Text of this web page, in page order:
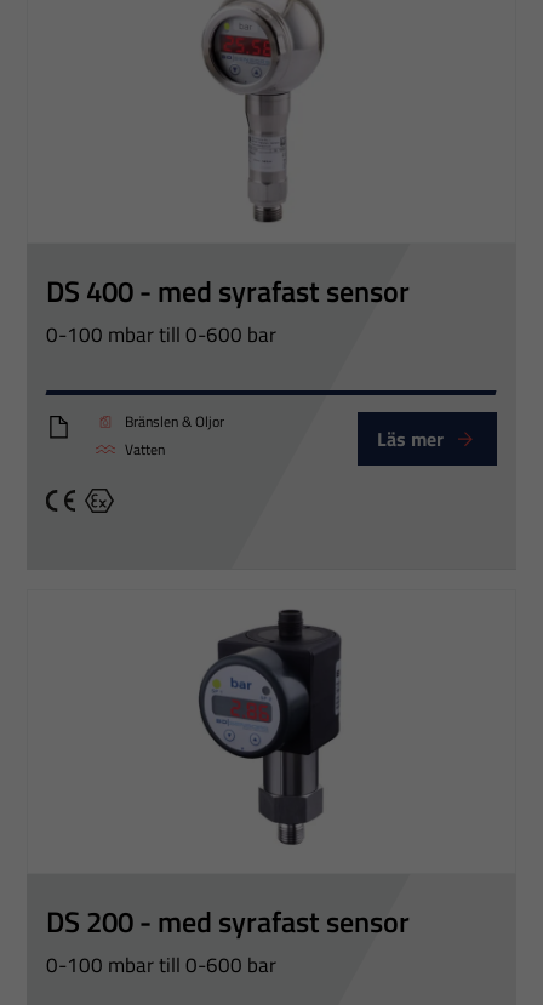
DS 400 - med syrafast sensor
0-100 mbar till 0-600 bar
DS400_Eng
Bränslen & Oljor
Vatten
Läs mer
CE Ex
DS 200 - med syrafast sensor
0-100 mbar till 0-600 bar